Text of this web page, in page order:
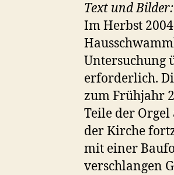
Text und
Im Herbst
Untersuchung
erforderlich.
zum Frühjahr
Teile der
der Kirche
mit einer
verschlangen